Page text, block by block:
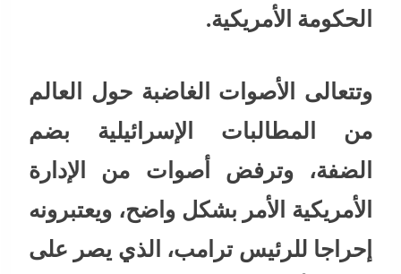
الحكومة الأمريكية.
وتتعالى الأصوات الغاضبة حول العالم
من المطالبات الإسرائيلية بضم
الضفة، وترفض أصوات من الإدارة
الأمريكية الأمر بشكل واضح، ويعتبرونه
إحراجا للرئيس ترامب، الذي يصر على